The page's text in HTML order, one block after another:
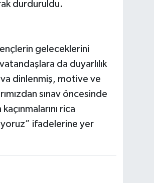
durduruldu.
geleceklerini
da duyarlılık
dinlenmiş, motive ve
sınav öncesinde
rica
ifadelerine yer